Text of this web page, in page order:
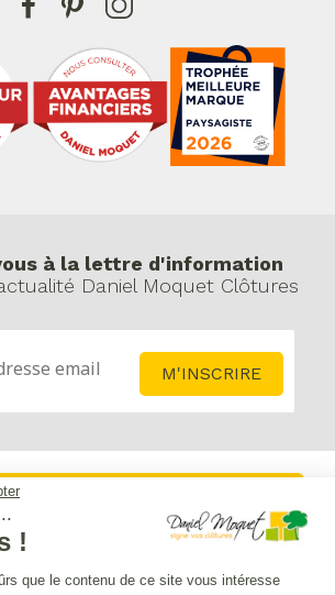
!
que le contenu de ce site vous intéresse
à la lettre d'information
Daniel Moquet Clôtures
Mentions légales